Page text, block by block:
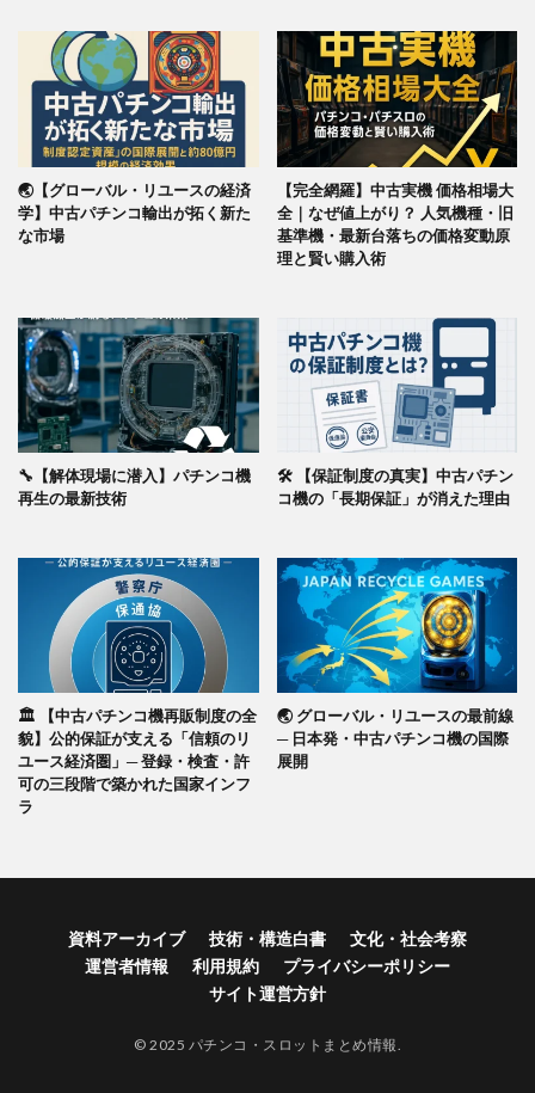
🌏【グローバル・リユースの経済
学】中古パチンコ輸出が拓く新た
な市場
【完全網羅】中古実機 価格相場大
全｜なぜ値上がり？ 人気機種・旧
基準機・最新台落ちの価格変動原
理と賢い購入術
🔧【解体現場に潜入】パチンコ機
再生の最新技術
🛠️ 【保証制度の真実】中古パチン
コ機の「長期保証」が消えた理由
🏛️ 【中古パチンコ機再販制度の全
貌】公的保証が支える「信頼のリ
ユース経済圏」─ 登録・検査・許
可の三段階で築かれた国家インフ
ラ
🌏 グローバル・リユースの最前線
─ 日本発・中古パチンコ機の国際
展開
資料アーカイブ 技術・構造白書
文化・社会考察
運営者情報
利用規約
プライバシーポリシー
サイト運営方針
© 2025 パチンコ・スロットまとめ情報.